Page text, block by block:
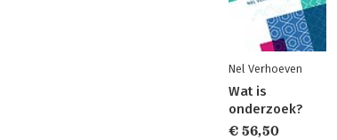
Nel Verhoeven
Wat is
onderzoek?
€ 56,50